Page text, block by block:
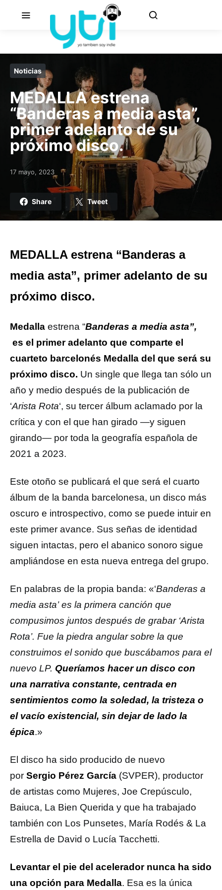
Noticias
MEDALLA estrena
“Banderas a media asta”,
primer adelanto de su
próximo disco.
Posted on
17 mayo, 2023
Share Tweet
MEDALLA estrena “Banderas a
media asta”, primer adelanto de su
próximo disco.
Medalla estrena “Banderas a media asta”,
es el primer adelanto que comparte el
cuarteto barcelonés Medalla del que será su
próximo disco. Un single que llega tan sólo un
año y medio después de la publicación de
‘Arista Rota‘, su tercer álbum aclamado por la
crítica y con el que han girado —y siguen
girando— por toda la geografía española de
2021 a 2023.
Este otoño se publicará el que será el cuarto
álbum de la banda barcelonesa, un disco más
oscuro e introspectivo, como se puede intuir en
este primer avance. Sus señas de identidad
siguen intactas, pero el abanico sonoro sigue
ampliándose en esta nueva entrega del grupo.
En palabras de la propia banda: «‘Banderas a
media asta’ es la primera canción que
compusimos juntos después de grabar ‘Arista
Rota’. Fue la piedra angular sobre la que
construimos el sonido que buscábamos para el
nuevo LP. Queríamos hacer un disco con
una narrativa constante, centrada en
sentimientos como la soledad, la tristeza o
el vacío existencial, sin dejar de lado la
épica.»
El disco ha sido producido de nuevo
por Sergio Pérez García (SVPER), productor
de artistas como Mujeres, Joe Crepúsculo,
Baiuca, La Bien Querida y que ha trabajado
también con Los Punsetes, María Rodés & La
Estrella de David o Lucía Tacchetti.
Levantar el pie del acelerador nunca ha sido
una opción para Medalla. Esa es la única